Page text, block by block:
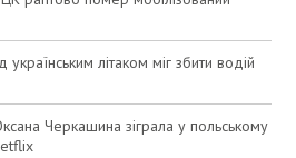
літаком міг збити водій
Черкашина зіграла у польському